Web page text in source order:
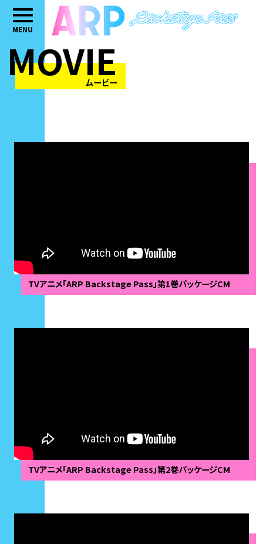
MENU
MOVIE
ムービー
TVアニメ「ARP Backstage Pass」第1巻パッケージCM
TVアニメ「ARP Backstage Pass」第2巻パッケージCM